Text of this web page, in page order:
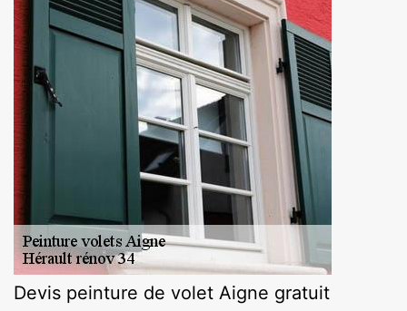
Devis peinture de volet Aigne gratuit